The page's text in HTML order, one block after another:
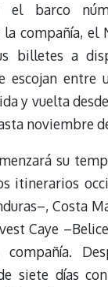
el barco
compañía, el
billetes a
escojan entre
y vuelta
noviembre
su
itinerarios
Costa
Caye
siete días